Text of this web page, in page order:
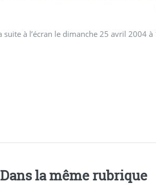
Dans la même rubrique